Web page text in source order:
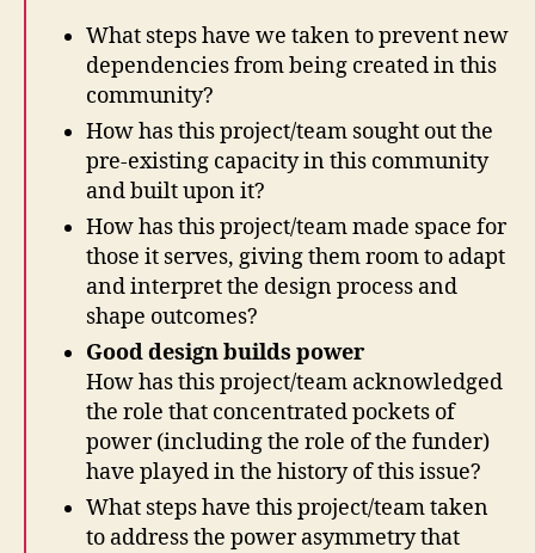
What steps have we taken to prevent new
dependencies from being created in this
community?
How has this project/team sought out the
pre-existing capacity in this community
and built upon it?
How has this project/team made space for
those it serves, giving them room to adapt
and interpret the design process and
shape outcomes?
Good design builds power
How has this project/team acknowledged
the role that concentrated pockets of
power (including the role of the funder)
have played in the history of this issue?
What steps have this project/team taken
to address the power asymmetry that